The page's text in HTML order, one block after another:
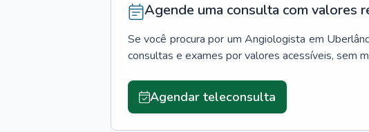
Agende uma consulta com valores
Se você procura por um Angiologista em
consultas e exames por valores acessíveis, sem
Agendar teleconsulta